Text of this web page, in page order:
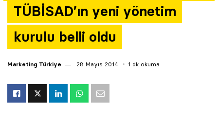
TÜBİSAD’ın yeni yönetim
kurulu belli oldu
Marketing Türkiye 28 Mayıs 2014 1 dk okuma
Yazarlar
Araştırma